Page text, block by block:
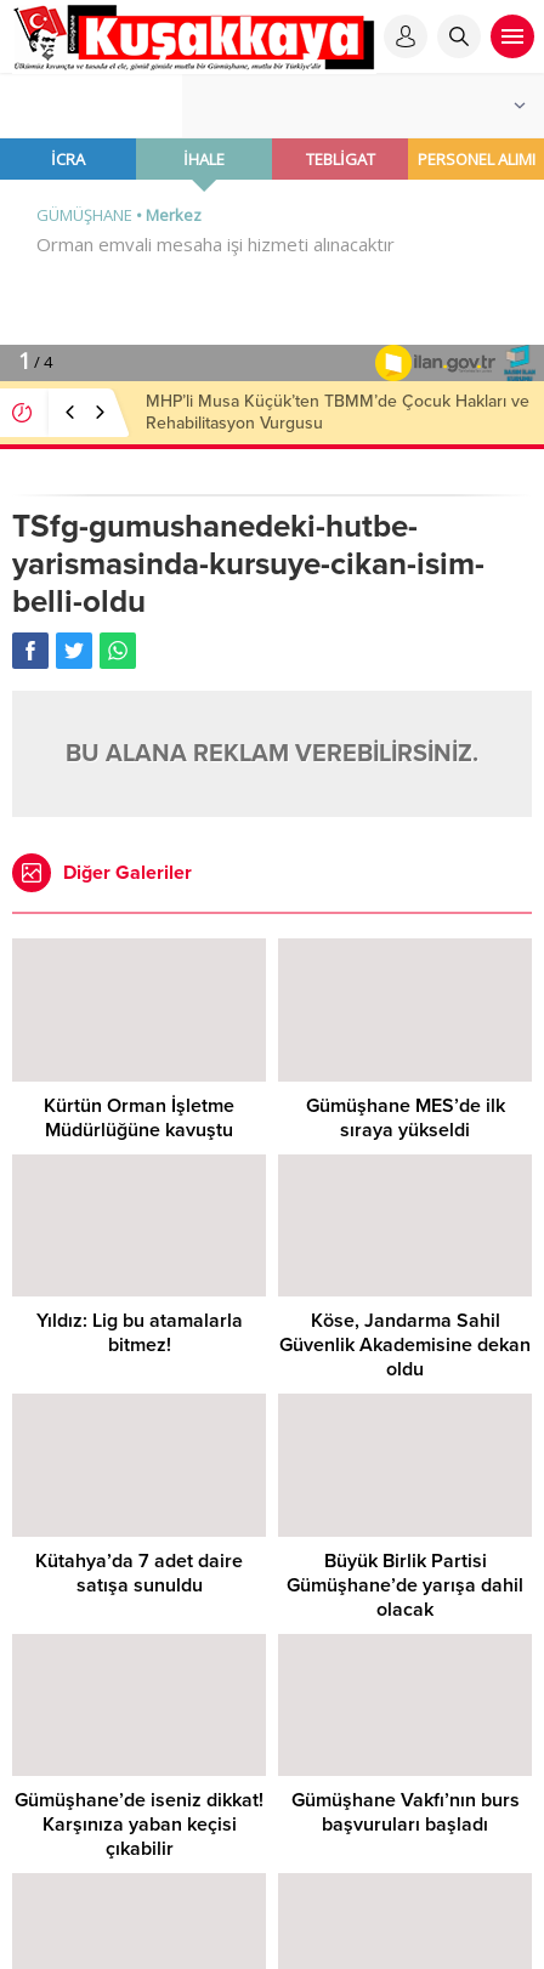
MHP’li Musa Küçük’ten TBMM’de Çocuk Hakları ve
Rehabilitasyon Vurgusu
TSfg-gumushanedeki-hutbe-
yarismasinda-kursuye-cikan-isim-
belli-oldu
BU ALANA REKLAM VEREBİLİRSİNİZ.
Diğer Galeriler
Kürtün Orman İşletme
Müdürlüğüne kavuştu
Gümüşhane MES’de ilk
sıraya yükseldi
Yıldız: Lig bu atamalarla
bitmez!
Köse, Jandarma Sahil
Güvenlik Akademisine dekan
oldu
Kütahya’da 7 adet daire
satışa sunuldu
Büyük Birlik Partisi
Gümüşhane’de yarışa dahil
olacak
Gümüşhane’de iseniz dikkat!
Karşınıza yaban keçisi
çıkabilir
Gümüşhane Vakfı’nın burs
başvuruları başladı